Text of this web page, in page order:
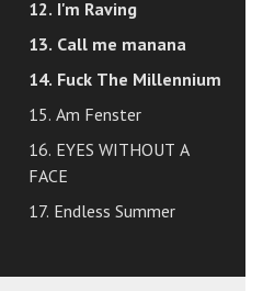
12. I'm Raving
13. Call me manana
14. Fuck The Millennium
15. Am Fenster
16. EYES WITHOUT A
FACE
17. Endless Summer